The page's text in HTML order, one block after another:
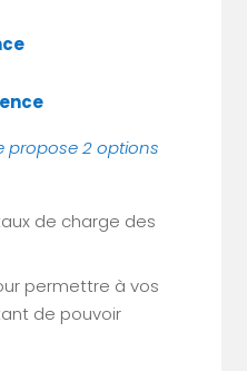
propose 2 options
de charge des
permettre à vos
de pouvoir